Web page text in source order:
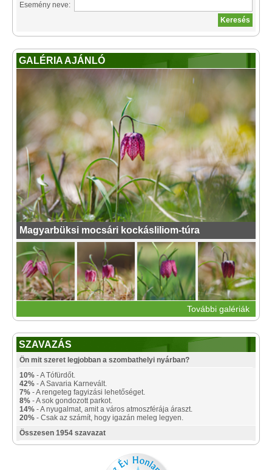
Esemény neve:
GALÉRIA AJÁNLÓ
Magyarbüksi mocsári kockásliliom-túra
További galériák
SZAVAZÁS
Ön mit szeret legjobban a szombathelyi nyárban?
10% - A Tófürdőt.
42% - A Savaria Karnevált.
7% - A rengeteg fagyizási lehetőséget.
8% - A sok gondozott parkot.
14% - A nyugalmat, amit a város atmoszférája áraszt.
20% - Csak az számít, hogy igazán meleg legyen.
Összesen 1954 szavazat